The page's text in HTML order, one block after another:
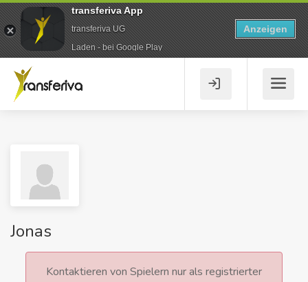
Jonas
Kontaktieren von Spielern nur als registrierter
transferiva App
transferiva UG
Laden - bei Google Play
Anzeigen